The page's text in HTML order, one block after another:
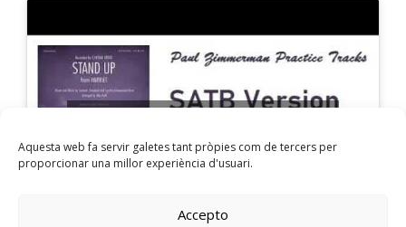
Aquesta web fa servir galetes tant pròpies com de tercers per
proporcionar una millor experiència d'usuari.
Accepto
y permitir este contenido